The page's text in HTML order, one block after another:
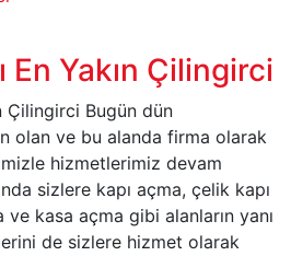
En Yakın Çilingirci
Çilingirci Bugün dün
olan ve bu alanda firma olarak
hizmetlerimiz devam
sizlere kapı açma, çelik kapı
ve kasa açma gibi alanların yanı
de sizlere hizmet olarak